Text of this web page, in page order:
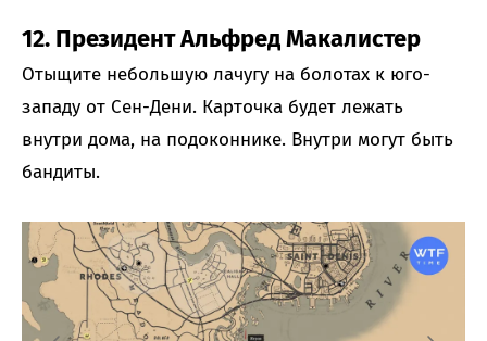
12. Президент Альфред Макалистер
Отыщите небольшую лачугу на болотах к юго-
западу от Сен-Дени. Карточка будет лежать
внутри дома, на подоконнике. Внутри могут быть
бандиты.